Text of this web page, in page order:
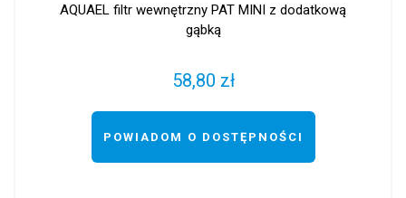
AQUAEL filtr wewnętrzny PAT MINI z dodatkową
gąbką
58,80 zł
POWIADOM O DOSTĘPNOŚCI